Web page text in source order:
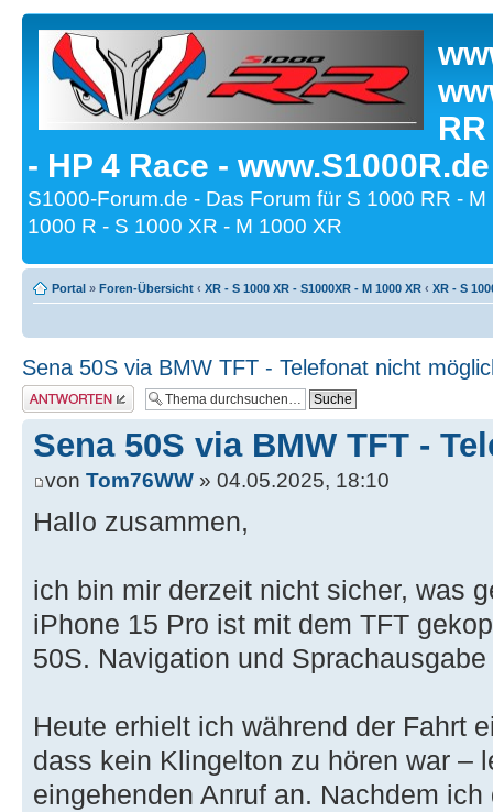
- HP 4 Race -
S1000-Forum.de - Das Forum für S 1000 RR -
1000 R - S 1000 XR - M 1000 XR
Portal » Foren-Übersicht ‹ XR - S 1000 XR - S1000XR - M 1000 XR ‹ XR - S
Sena 50S via BMW TFT - Telefonat nicht
Antwort erstellen
Sena 50S via BMW TFT -
von Tom76WW » 04.05.2025, 18:10
Hallo zusammen,
ich bin mir derzeit nicht sicher, was
iPhone 15 Pro ist mit dem TFT
50S. Navigation und
Heute erhielt ich während der Fahrt
dass kein Klingelton zu hören war –
eingehenden Anruf an. Nachdem